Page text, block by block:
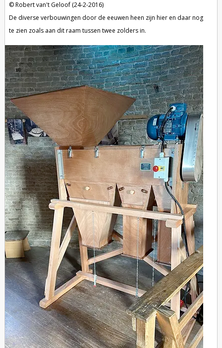
Robert van't Geloof (24-2-2016)
De diverse verbouwingen door de eeuwen heen zijn hier en daar nog
te zien zoals aan dit raam tussen twee zolders in.